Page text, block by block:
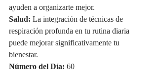
ayuden a organizarte mejor.
Salud: La integración de técnicas de
respiración profunda en tu rutina diaria
puede mejorar significativamente tu
bienestar.
Número del Día: 60